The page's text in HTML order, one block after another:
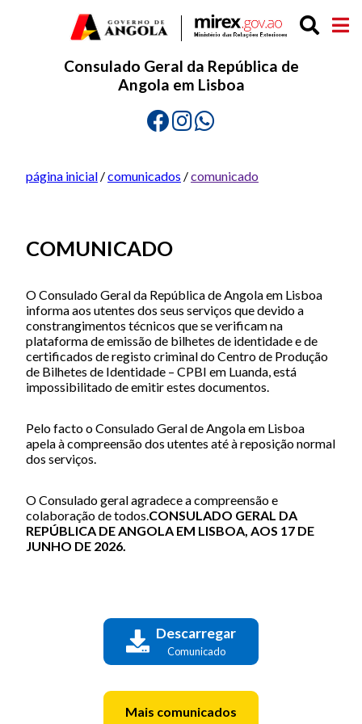
Consulado Geral da República de
Angola em Lisboa
página inicial /comunicados /comunicado
COMUNICADO
O Consulado Geral da República de Angola em Lisboa
informa aos utentes dos seus serviços que devido a
constrangimentos técnicos que se verificam na
plataforma de emissão de bilhetes de identidade e de
certificados de registo criminal do Centro de Produção
de Bilhetes de Identidade – CPBI em Luanda, está
impossibilitado de emitir estes documentos.
Pelo facto o Consulado Geral de Angola em Lisboa
apela à compreensão dos utentes até à reposição normal
dos serviços.
O Consulado geral agradece a compreensão e
colaboração de todos.CONSULADO GERAL DA
REPÚBLICA DE ANGOLA EM LISBOA, AOS 17 DE
JUNHO DE 2026.
Descarregar
Comunicado
Mais comunicados